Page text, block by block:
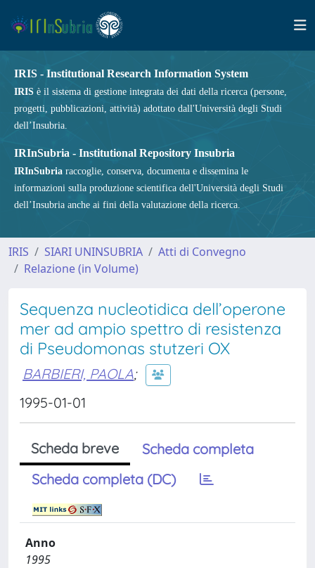
IRIS - Institutional Research Information System
IRIS è il sistema di gestione integrata dei dati della ricerca (persone,
progetti, pubblicazioni, attività) adottato dall'Università degli Studi
dell’Insubria.
IRInSubria - Institutional Repository Insubria
IRInSubria raccoglie, conserva, documenta e dissemina le
informazioni sulla produzione scientifica dell'Università degli Studi
dell’Insubria anche ai fini della valutazione della ricerca.
IRIS SIARI UNINSUBRIA
Atti di Convegno
Relazione (in Volume)
Sequenza nucleotidica dell’operone
mer ad ampio spettro di resistenza
di Pseudomonas stutzeri OX
BARBIERI, PAOLA;
1995-01-01
Scheda breve
Scheda completa
Scheda completa (DC)
Anno
1995